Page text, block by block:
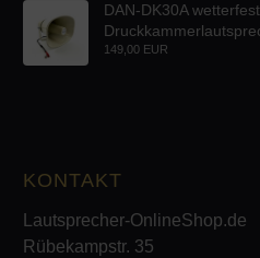
DAN-DK30A
149,00 EUR
KONTAKT
Lautsprecher-OnlineShop.de
Rübekampstr. 35